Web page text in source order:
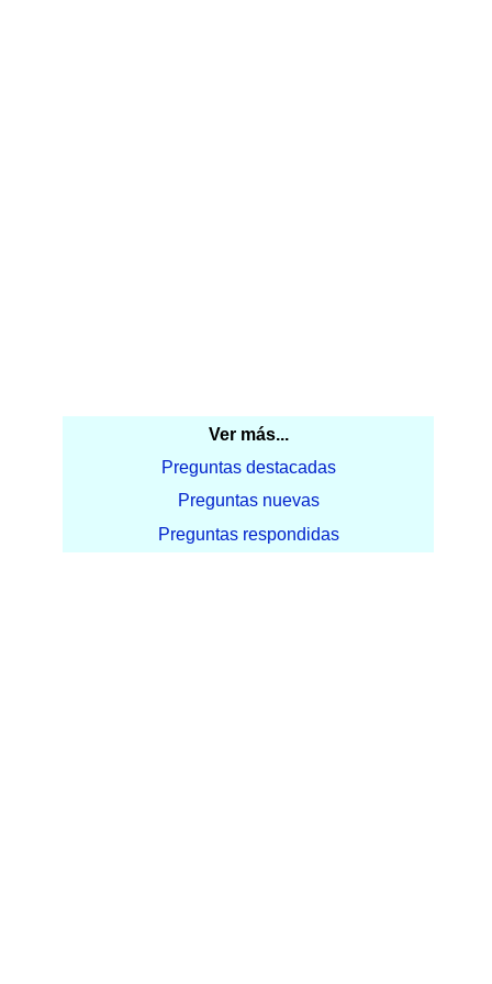
Ver más...
Preguntas destacadas
Preguntas nuevas
Preguntas respondidas